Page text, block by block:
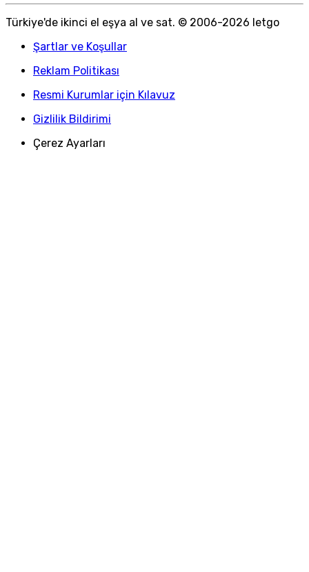
Türkiye'de ikinci el eşya al ve sat. © 2006-2026 letgo
Şartlar ve Koşullar
Reklam Politikası
Resmi Kurumlar için Kılavuz
Gizlilik Bildirimi
Çerez Ayarları